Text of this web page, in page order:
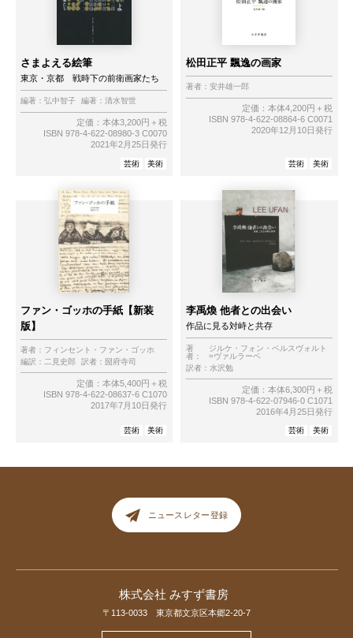
さまよえる絵筆
東京・京都 戦時下の前衛画家たち
編著： 弘中智子 編著： 清水智世
定価：本体3,200円＋税
ISBN 978-4-622-08980-3 C0070
2021年2月25日発行
芸術 美術
松田正平 飄逸の画家
著者： 安井雄一郎
定価：本体4,200円＋税
ISBN 978-4-622-08864-6 C0071
2020年12月10日発行
芸術 美術
ファン・ゴッホの手紙【新装
版】
著者： フィンセント・ファン・ゴッホ
編訳： 二見史郎 訳者： 圀府寺司
定価：本体5,400円＋税
ISBN 978-4-622-08637-6 C1070
2017年7月10日発行
芸術 美術
李禹煥 他者との出会い
作品に見る対峙と共存
著
者：
ジルケ・フォン・ベルスヴォルト
=ヴァルラーベ
訳者： 水沢勉
定価：本体6,300円＋税
ISBN 978-4-622-07946-0 C1071
2016年4月25日発行
芸術 美術
ニュースレター登録
株式会社 みすず書房
〒113-0033 東京都文京区本郷2-20-7